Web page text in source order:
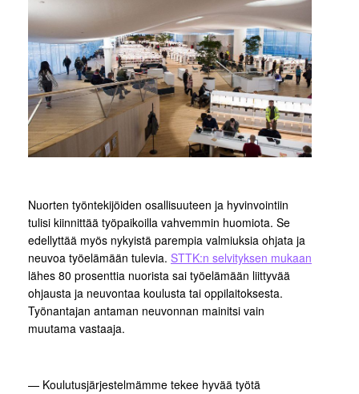
Nuorten työntekijöiden osallisuuteen ja hyvinvointiin
tulisi kiinnittää työpaikoilla vahvemmin huomiota. Se
edellyttää myös nykyistä parempia valmiuksia ohjata ja
neuvoa työelämään tulevia. STTK:n selvityksen mukaan
lähes 80 prosenttia nuorista sai työelämään liittyvää
ohjausta ja neuvontaa koulusta tai oppilaitoksesta.
Työnantajan antaman neuvonnan mainitsi vain
muutama vastaaja.
— Koulutusjärjestelmämme tekee hyvää työtä